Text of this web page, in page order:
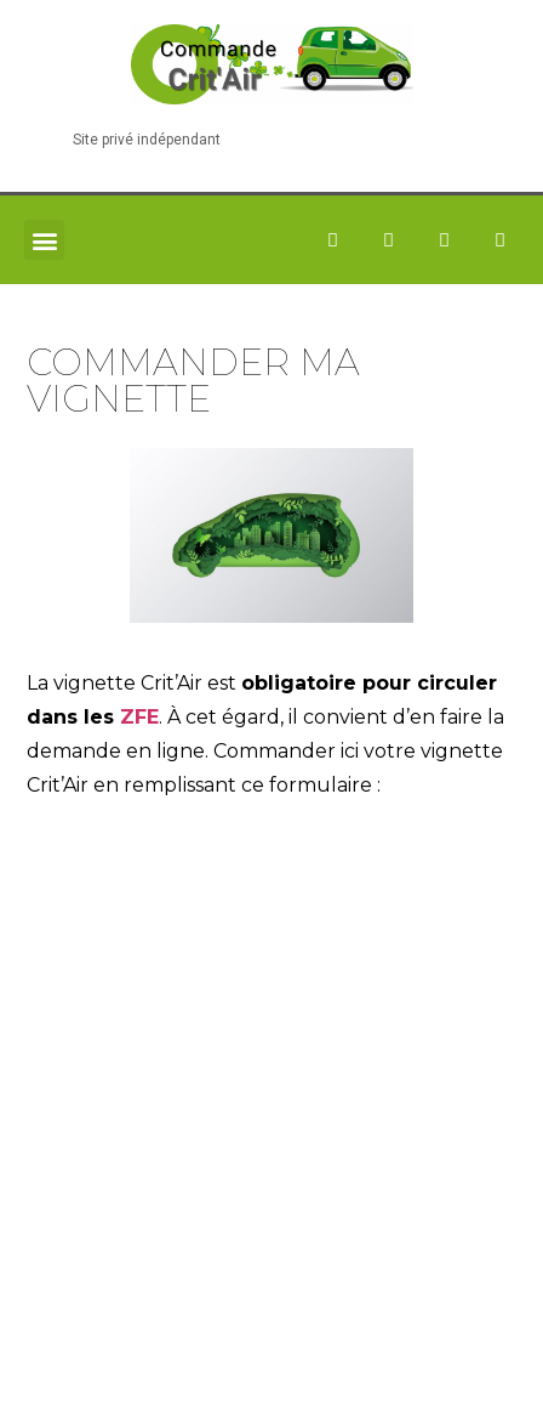
Site privé indépendant
COMMANDER MA
VIGNETTE
La vignette Crit’Air est obligatoire pour circuler
dans les ZFE. À cet égard, il convient d’en faire la
demande en ligne. Commander ici votre vignette
Crit’Air en remplissant ce formulaire :